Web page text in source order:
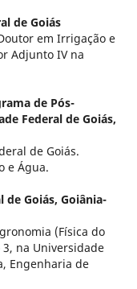
de Goiás
em Irrigação e
Adjunto IV na
de Pós-
Federal de Goiás,
de Goiás.
e Água.
de Goiás, Goiânia-
(Física do
na Universidade
Engenharia de